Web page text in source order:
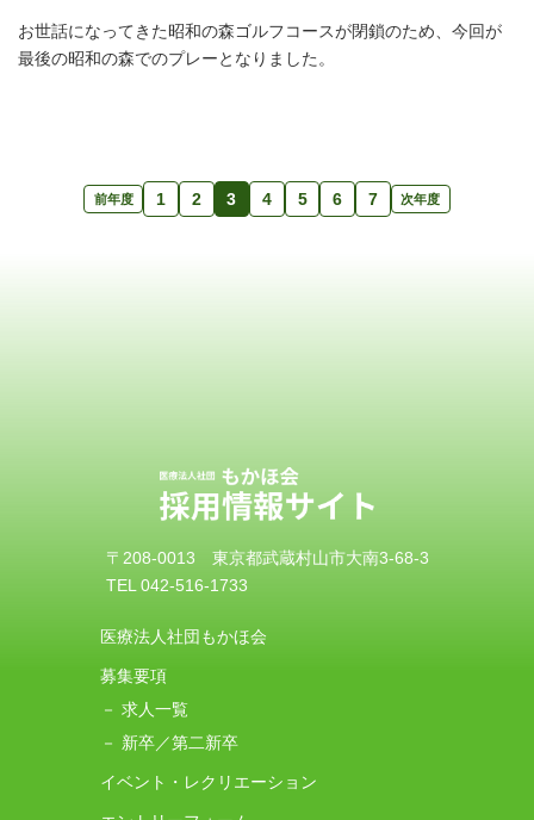
お世話になってきた昭和の森ゴルフコースが閉鎖のため、今回が
最後の昭和の森でのプレーとなりました。
前年度 1 2 3 4 5 6 7 次年度
〒208-0013 東京都武蔵村山市大南3-68-3
TEL 042-516-1733
医療法人社団もかほ会
募集要項
－ 求人一覧
－ 新卒／第二新卒
イベント・レクリエーション